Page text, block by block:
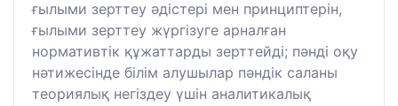
ғылыми зерттеу әдістері мен принциптерін,
ғылыми зерттеу жүргізуге арналған
нормативтік құжаттарды зерттейді; пәнді оқу
нәтижесінде білім алушылар пәндік саланы
теориялық негіздеу үшін аналитикалық